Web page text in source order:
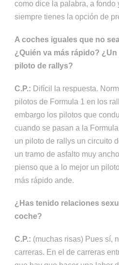
como dice la palabra, a fondo
siempre tienes la opción de
A coches iguales que no
¿Quién va más rápido?
piloto de rallys?
C.P.: Difícil la respuesta.
pilotos de Formula 1 en los
embargo los pilotos que
cuando se pasan a la
un piloto de rallys un circuito
un tramo de asfalto muy
pienso que a lo mejor un
más rápido ande.
¿Has tenido relaciones
coche?
C.P.: (muchas risas) Pues sí,
carreras. En el de carreras